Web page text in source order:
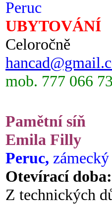
Peruc
UBYTOVÁNÍ
Celoročně
mob. 777 066
Pamětní síň
Emila Filly
Peruc,
Otevírací doba:
Z technických